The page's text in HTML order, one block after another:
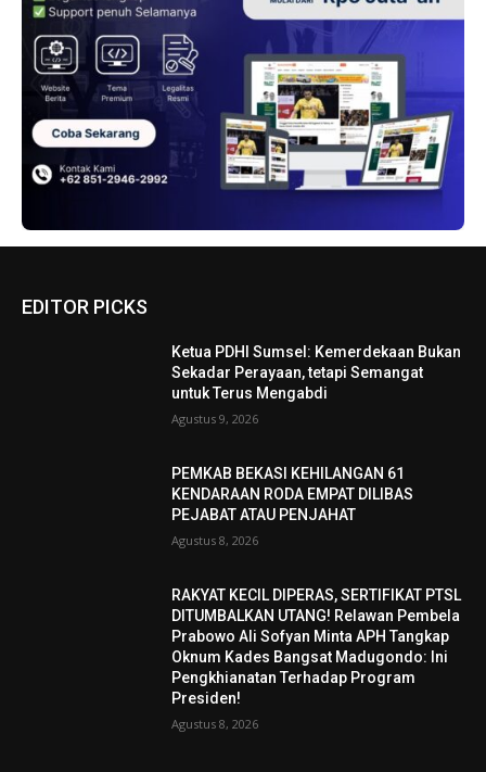
EDITOR PICKS
Ketua PDHI Sumsel: Kemerdekaan Bukan
Sekadar Perayaan, tetapi Semangat
untuk Terus Mengabdi
Agustus 9, 2026
PEMKAB BEKASI KEHILANGAN 61
KENDARAAN RODA EMPAT DILIBAS
PEJABAT ATAU PENJAHAT
Agustus 8, 2026
RAKYAT KECIL DIPERAS, SERTIFIKAT PTSL
DITUMBALKAN UTANG! Relawan Pembela
Prabowo Ali Sofyan Minta APH Tangkap
Oknum Kades Bangsat Madugondo: Ini
Pengkhianatan Terhadap Program
Presiden!
Agustus 8, 2026